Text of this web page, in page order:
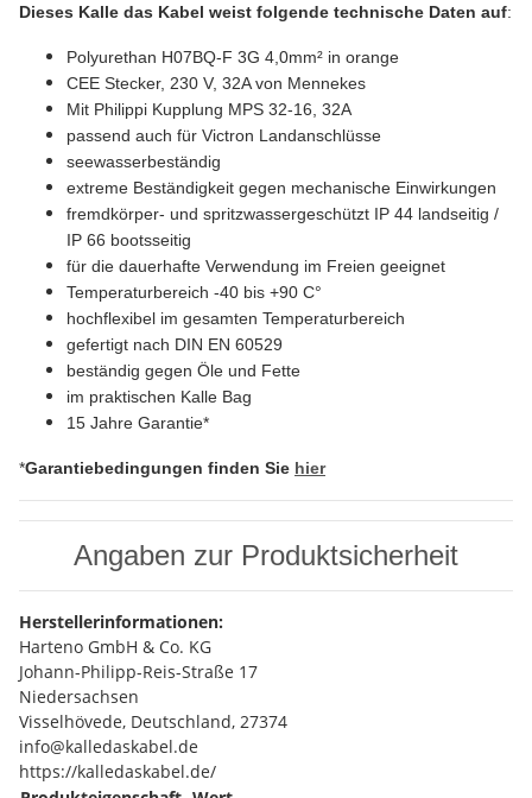
Dieses Kalle das Kabel weist folgende technische Daten auf:
Polyurethan H07BQ-F 3G 4,0mm² in orange
CEE Stecker, 230 V, 32A von Mennekes
Mit Philippi Kupplung MPS 32-16, 32A
passend auch für Victron Landanschlüsse
seewasserbeständig
extreme Beständigkeit gegen mechanische Einwirkungen
fremdkörper- und spritzwassergeschützt IP 44 landseitig /
IP 66 bootsseitig
für die dauerhafte Verwendung im Freien geeignet
Temperaturbereich -40 bis +90 C°
hochflexibel im gesamten Temperaturbereich
gefertigt nach DIN EN 60529
beständig gegen Öle und Fette
im praktischen Kalle Bag
15 Jahre Garantie*
*Garantiebedingungen finden Sie hier
Angaben zur Produktsicherheit
Herstellerinformationen:
Harteno GmbH & Co. KG
Johann-Philipp-Reis-Straße 17
Niedersachsen
Visselhövede, Deutschland, 27374
info@kalledaskabel.de
https://kalledaskabel.de/